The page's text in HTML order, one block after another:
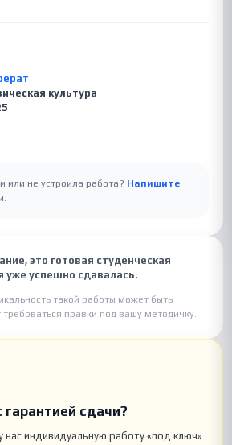
культура
или не устроила работа? Напишите
это готовая студенческая
уже успешно сдавалась.
такой работы может быть
требоваться правки под вашу методичку.
сдачи?
нас индивидуальную работу «под ключ»